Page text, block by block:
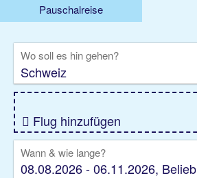
Pauschalreise
Rundreise
Kreuzfahrt
Gruppenreise
Camper
Wo soll es hin gehen?
Flug hinzufügen
Wann & wie lange?
08.08.2026 - 06.11.2026,